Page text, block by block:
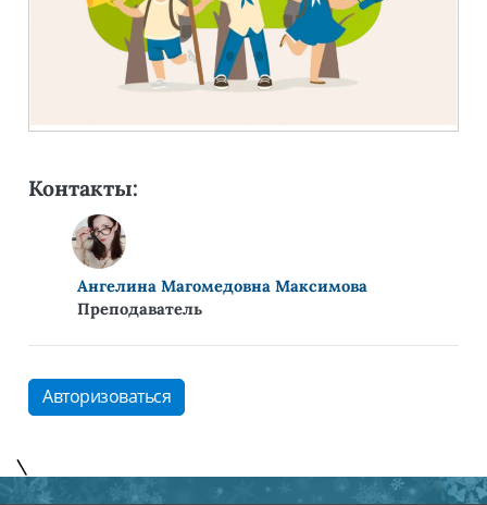
Контакты:
Ангелина Магомедовна Максимова
Преподаватель
Авторизоваться
\